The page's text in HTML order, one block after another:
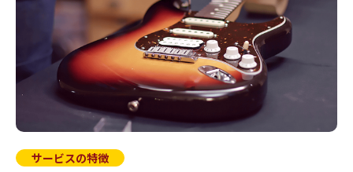
サービスの特徴